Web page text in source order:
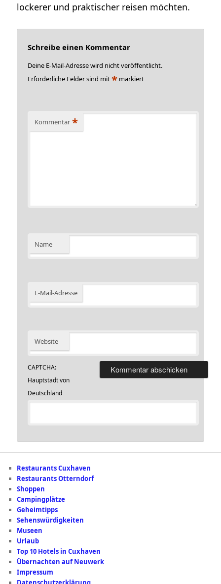
lockerer und praktischer reisen möchten.
Schreibe einen Kommentar
Deine E-Mail-Adresse wird nicht veröffentlicht.
Erforderliche Felder sind mit* markiert
Kommentar *
Name
E-Mail-Adresse
Website
CAPTCHA:
Hauptstadt von
Deutschland
Restaurants Cuxhaven
Restaurants Otterndorf
Shoppen
Campingplätze
Geheimtipps
Sehenswürdigkeiten
Museen
Urlaub
Top 10 Hotels in Cuxhaven
Übernachten auf Neuwerk
Impressum